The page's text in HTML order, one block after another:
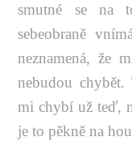
smutné se na
sebeobraně
neznamená, že
nebudou chybět.
mi chybí už teď,
je to pěkně na